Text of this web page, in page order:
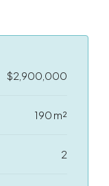
$2,900,000
190 m²
2